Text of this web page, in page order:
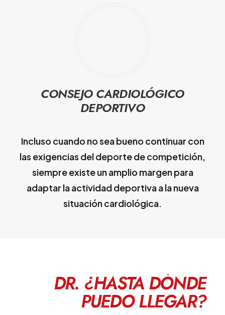
CONSEJO CARDIOLÓGICO
DEPORTIVO
Incluso cuando no sea bueno continuar con
las exigencias del deporte de competición,
siempre existe un amplio margen para
adaptar la actividad deportiva a la nueva
situación cardiológica.
DR. ¿HASTA DÓNDE
PUEDO LLEGAR?